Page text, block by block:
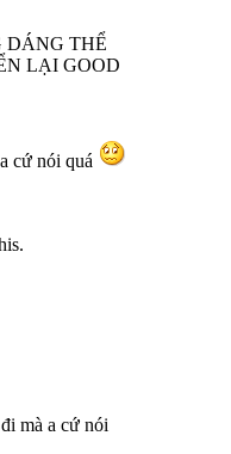
DÁNG THỂ
LẠI GOOD
cứ nói quá
mà a cứ nói